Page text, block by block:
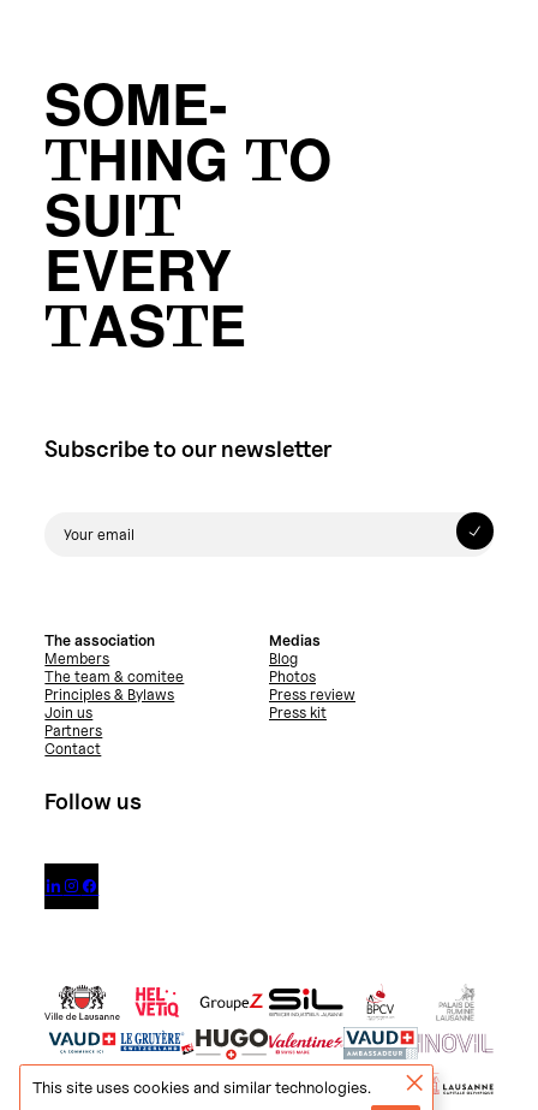
This site uses cookies and similar technologies.
SOME-
THING TO
SUIT
EVERY
TASTE
Subscribe to our newsletter
The association
Members
The team & comitee
Principles & Bylaws
Join us
Partners
Contact
Medias
Blog
Photos
Press review
Press kit
Follow us
  